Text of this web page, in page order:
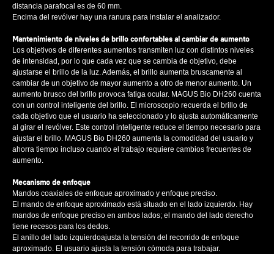
distancia parafocal es de 60 mm.
Encima del revólver hay una ranura para instalar el analizador.
Mantenimiento de niveles de brillo confortables al cambiar de aumento
Los objetivos de diferentes aumentos transmiten luz con distintos niveles
de intensidad, por lo que cada vez que se cambia de objetivo, debe
ajustarse el brillo de la luz. Además, el brillo aumenta bruscamente al
cambiar de un objetivo de mayor aumento a otro de menor aumento. Un
aumento brusco del brillo provoca fatiga ocular. MAGUS Bio DH260 cuenta
con un control inteligente del brillo. El microscopio recuerda el brillo de
cada objetivo que el usuario ha seleccionado y lo ajusta automáticamente
al girar el revólver. Este control inteligente reduce el tiempo necesario para
ajustar el brillo. MAGUS Bio DH260 aumenta la comodidad del usuario y
ahorra tiempo incluso cuando el trabajo requiere cambios frecuentes de
aumento.
Mecanismo de enfoque
Mandos coaxiales de enfoque aproximado y enfoque preciso.
El mando de enfoque aproximado está situado en el lado izquierdo. Hay
mandos de enfoque preciso en ambos lados; el mando del lado derecho
tiene recesos para los dedos.
El anillo del lado izquierdoajusta la tensión del recorrido de enfoque
aproximado. El usuario ajusta la tensión cómoda para trabajar.